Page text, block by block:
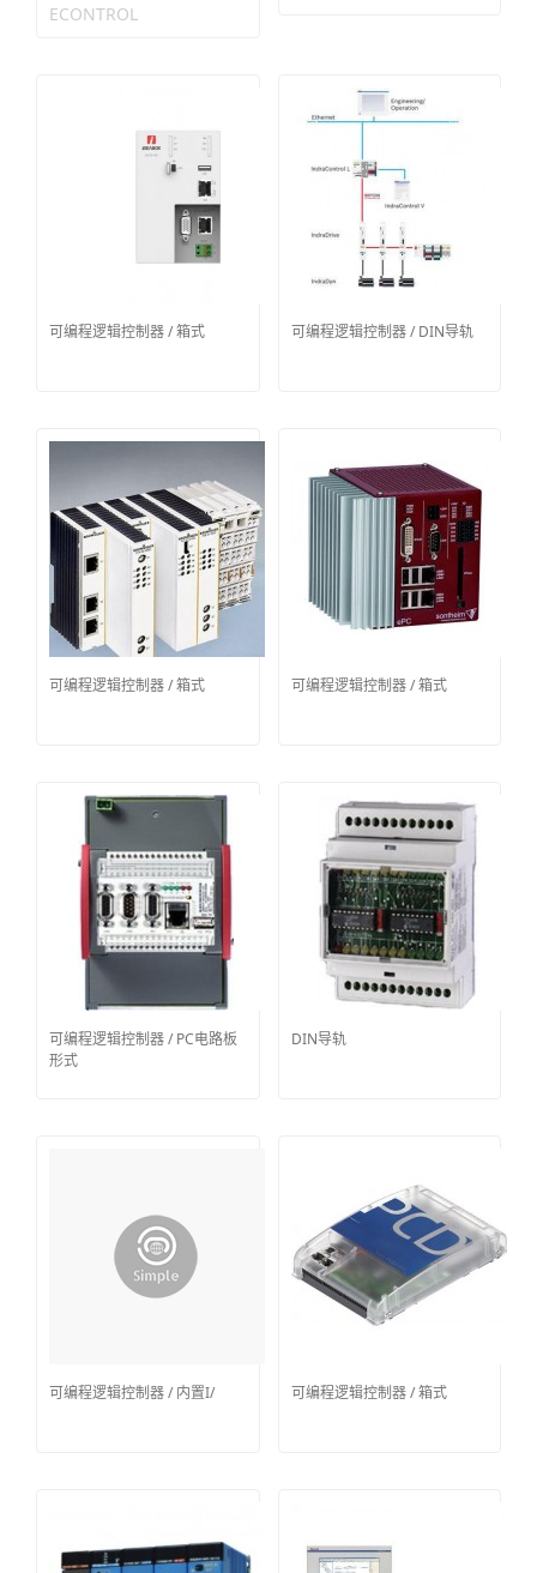
ECONTROL
可编程逻辑控制器 / 箱式 可编程逻辑控制器 / DIN导轨
可编程逻辑控制器 / 箱式 可编程逻辑控制器 / 箱式
可编程逻辑控制器 / PC电路板
形式
DIN导轨
可编程逻辑控制器 / 内置I/ 可编程逻辑控制器 / 箱式